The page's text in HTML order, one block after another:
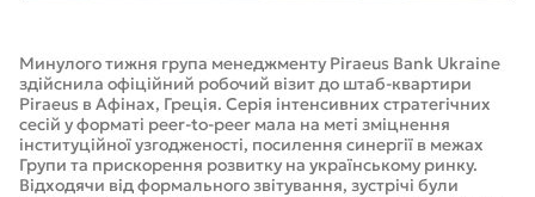
Минулого тижня група менеджменту Piraeus Bank Ukraine
здійснила офіційний робочий візит до штаб-квартири
Piraeus в Афінах, Греція. Серія інтенсивних стратегічних
сесій у форматі peer-to-peer мала на меті зміцнення
інституційної узгодженості, посилення синергії в межах
Групи та прискорення розвитку на українському ринку.
Відходячи від формального звітування, зустрічі були